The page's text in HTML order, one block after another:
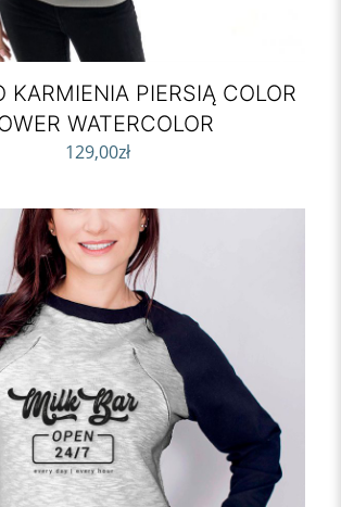
KARMIENIA PIERSIĄ COLOR
WATERCOLOR
129,00zł